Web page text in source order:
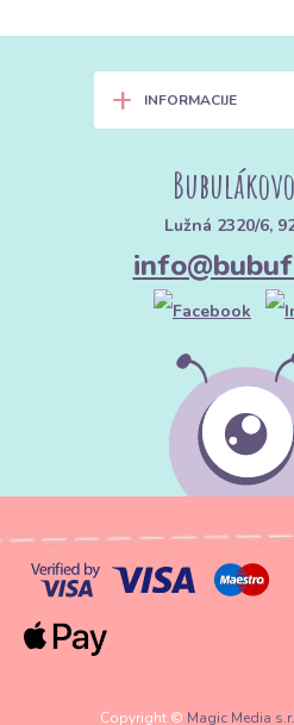
+ INFORMACIJE
Lužná 2320/6,
Copyright © Magic Media